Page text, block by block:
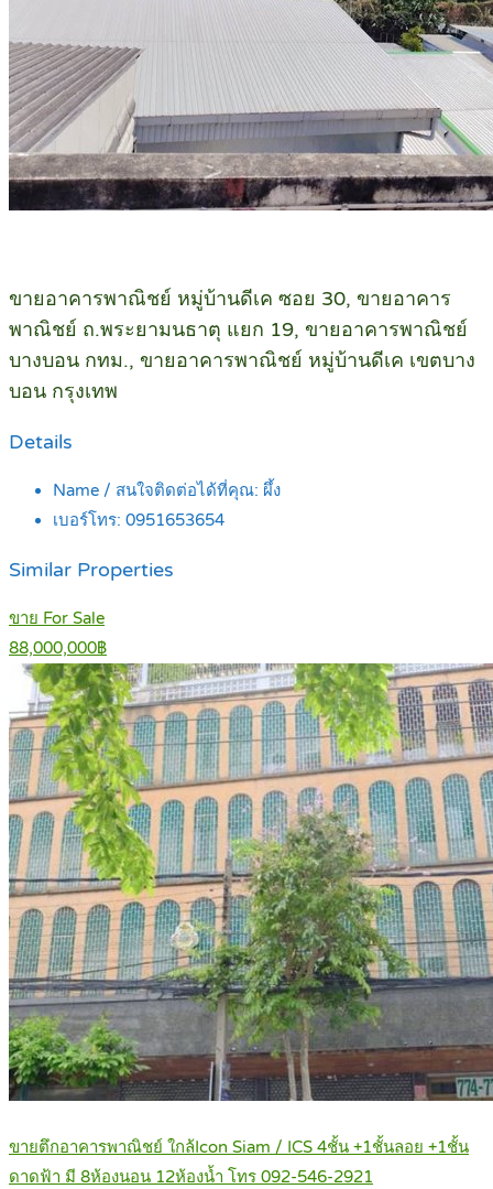
ขายอาคารพาณิชย์ หมู่บ้านดีเค ซอย 30, ขายอาคาร
พาณิชย์ ถ.พระยามนธาตุ แยก 19, ขายอาคารพาณิชย์
บางบอน กทม., ขายอาคารพาณิชย์ หมู่บ้านดีเค เขตบาง
บอน กรุงเทพ
Details
Name / สนใจติดต่อได้ที่คุณ: ผึ้ง
เบอร์โทร: 0951653654
Similar Properties
ขาย For Sale
88,000,000฿
ขายตึกอาคารพาณิชย์ ใกล้Icon Siam / ICS 4ชั้น +1ชั้นลอย +1ชั้น
ดาดฟ้า มี 8ห้องนอน 12ห้องน้ำ โทร 092-546-2921